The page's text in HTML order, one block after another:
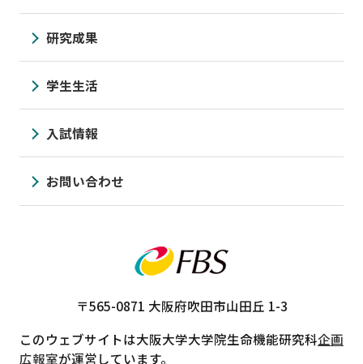
〒565-0871 大阪府吹田市山田丘 1-3
このウェブサイトは大阪大学大学院生命機能研究科企画
広報室が運営しています。
研究成果
学生生活
入試情報
お問い合わせ